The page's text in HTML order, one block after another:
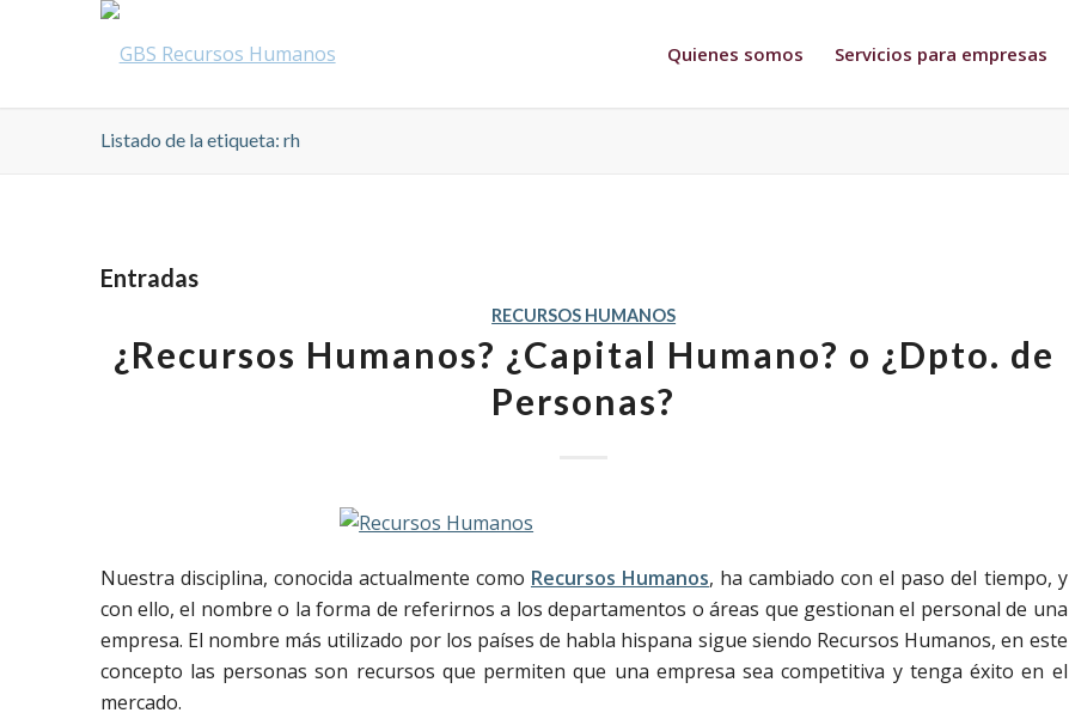
Quienes somos Servicios para empresas
Listado de la etiqueta: rh
Entradas
RECURSOS HUMANOS
¿Recursos Humanos? ¿Capital Humano? o ¿Dpto. de
Personas?
Nuestra disciplina, conocida actualmente como Recursos Humanos, ha cambiado con el paso del tiempo, y
con ello, el nombre o la forma de referirnos a los departamentos o áreas que gestionan el personal de una
empresa. El nombre más utilizado por los países de habla hispana sigue siendo Recursos Humanos, en este
concepto las personas son recursos que permiten que una empresa sea competitiva y tenga éxito en el
mercado.